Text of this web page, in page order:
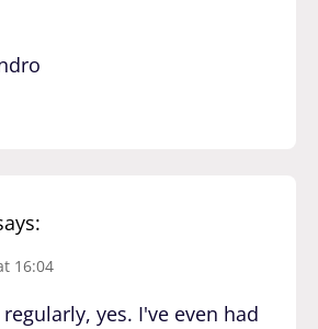
16:04
yes. I've even had